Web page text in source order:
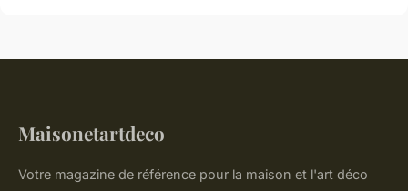
Maisonetartdeco
Votre magazine de référence pour la maison et l'art déco